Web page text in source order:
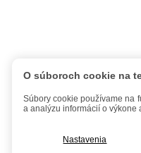
O súboroch cookie na
Súbory cookie používame na
a analýzu informácií o výkone
Nastavenia